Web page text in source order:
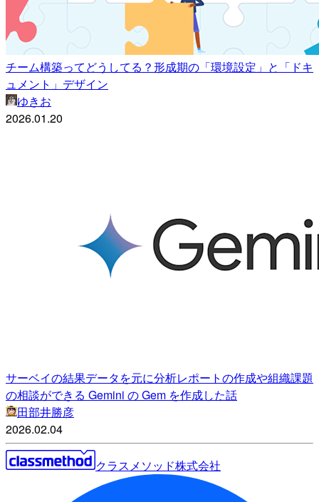
チーム構築ってどうしてる？形成期の「環境設定」と「ドキ
ュメント」デザイン
ゆきお
2026.01.20
サーベイの結果データを元に分析レポートの作成や組織課題
の相談ができる Gemini の Gem を作成した話
田部井勝彦
2026.02.04
クラスメソッド株式会社